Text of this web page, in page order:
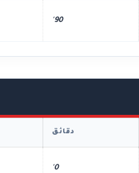
90'
دقائق
0'